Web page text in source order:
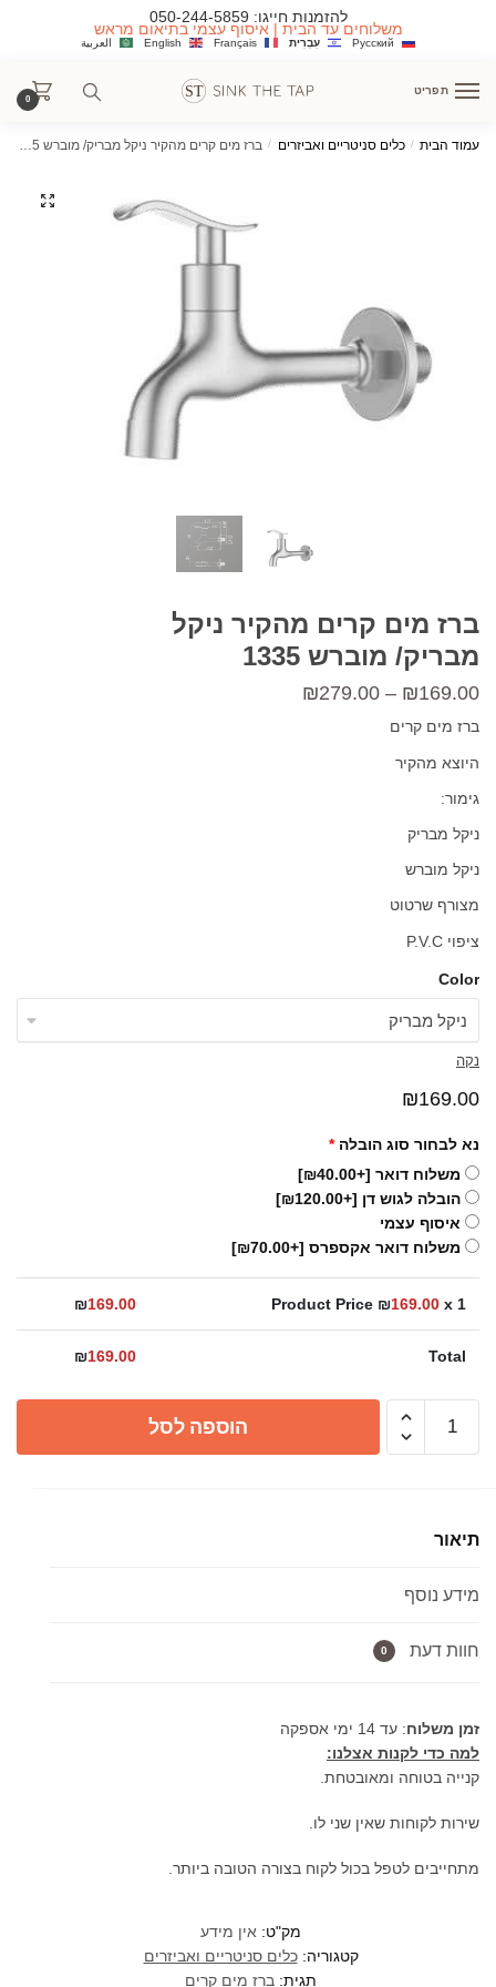
להזמנות חייגו: 050-244-5859
משלוחים עד הבית | איסוף עצמי בתיאום מראש
العربية English Français עִבְרִית Русский
תפריט
0
עמוד הבית / כלים סניטריים ואביזרים / ברז מים קרים מהקיר ניקל מבריק/ מוברש 1335
ברז מים קרים מהקיר ניקל
מבריק/ מוברש 1335
₪169.00
–
₪279.00
ברז מים קרים
היוצא מהקיר
גימור:
ניקל מבריק
ניקל מוברש
מצורף שרטוט
ציפוי P.V.C
Color
נקה
₪169.00
נא לבחור סוג הובלה *
משלוח דואר [+₪40.00]
הובלה לגוש דן [+₪120.00]
איסוף עצמי
משלוח דואר אקספרס [+₪70.00]
Product Price ₪169.00 x 1
₪169.00
Total
₪169.00
מהקיר
מבריק/
1335
הוספה לסל
תיאור
מידע נוסף
חוות דעת 0
זמן משלוח: עד 14 ימי אספקה
למה כדי לקנות אצלנו:
קנייה בטוחה ומאובטחת.
שירות לקוחות שאין שני לו.
מתחייבים לטפל בכול לקוח בצורה הטובה ביותר.
מק"ט: אין מידע
קטגוריה:כלים סניטריים ואביזרים
תגית: ברז מים קרים